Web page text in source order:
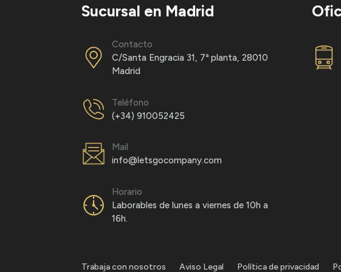
Sucursal en Madrid
Contacto
C/Santa Engracia 31, 7ª planta, 28010
Madrid
Teléfono
(+34) 910052425
Mail
info@letsgocompany.com
Horario
Laborables de lunes a viernes de 10h a
16h.
Trabaja con nosotros Aviso Legal Política de privacidad